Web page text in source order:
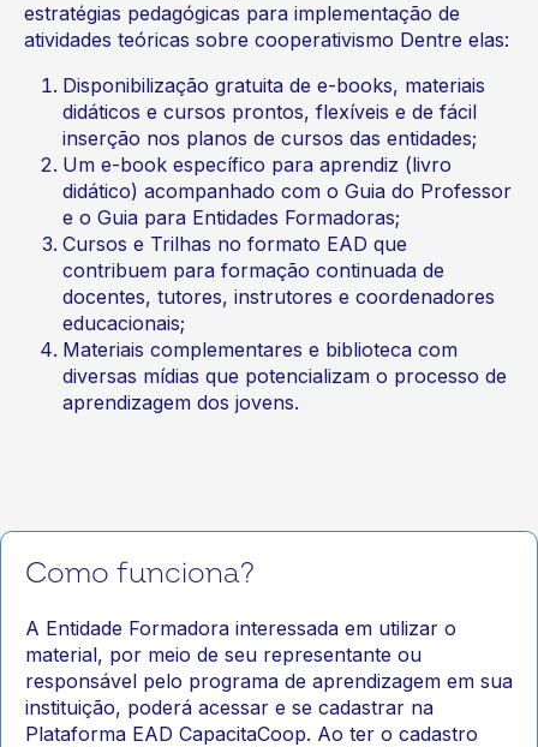
estratégias pedagógicas para implementação de
atividades teóricas sobre cooperativismo Dentre elas:
Disponibilização gratuita de e-books, materiais
didáticos e cursos prontos, flexíveis e de fácil
inserção nos planos de cursos das entidades;
Um e-book específico para aprendiz (livro
didático) acompanhado com o Guia do Professor
e o Guia para Entidades Formadoras;
Cursos e Trilhas no formato EAD que
contribuem para formação continuada de
docentes, tutores, instrutores e coordenadores
educacionais;
Materiais complementares e biblioteca com
diversas mídias que potencializam o processo de
aprendizagem dos jovens.
Como funciona?
A Entidade Formadora interessada em utilizar o
material, por meio de seu representante ou
responsável pelo programa de aprendizagem em sua
instituição, poderá acessar e se cadastrar na
Plataforma EAD CapacitaCoop. Ao ter o cadastro